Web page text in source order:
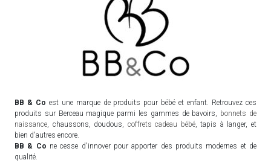
BB & Co est une marque de produits pour bébé et enfant. Retrouvez ces
produits sur Berceau magique parmi les gammes de bavoirs, bonnets de
naissance , chaussons, doudous, coffrets cadeau bébé, tapis à langer, et
bien d'autres encore.
BB & Co ne cesse d'innover pour apporter des produits modernes et de
qualité.